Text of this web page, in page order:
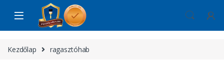
Skip to navigation
Skip to content
Kezdőlap ragasztóhab